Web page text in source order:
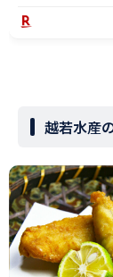
越若水産